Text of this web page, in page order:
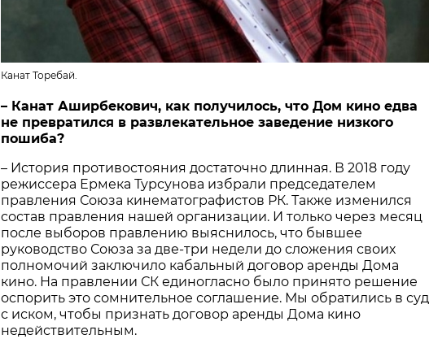
Канат Торебай.
– Канат Аширбекович, как получилось, что Дом кино едва
не превратился в развлекательное заведение низкого
пошиба?
– История противостояния достаточно длинная. В 2018 году
режиссера Ермека Турсунова избрали председателем
правления Союза кинематографистов РК. Также изменился
состав правления нашей организации. И только через месяц
после выборов правлению выяснилось, что бывшее
руководство Союза за две-три недели до сложения своих
полномочий заключило кабальный договор аренды Дома
кино. На правлении СК единогласно было принято решение
оспорить это сомнительное соглашение. Мы обратились в суд
с иском, чтобы признать договор аренды Дома кино
недействительным.